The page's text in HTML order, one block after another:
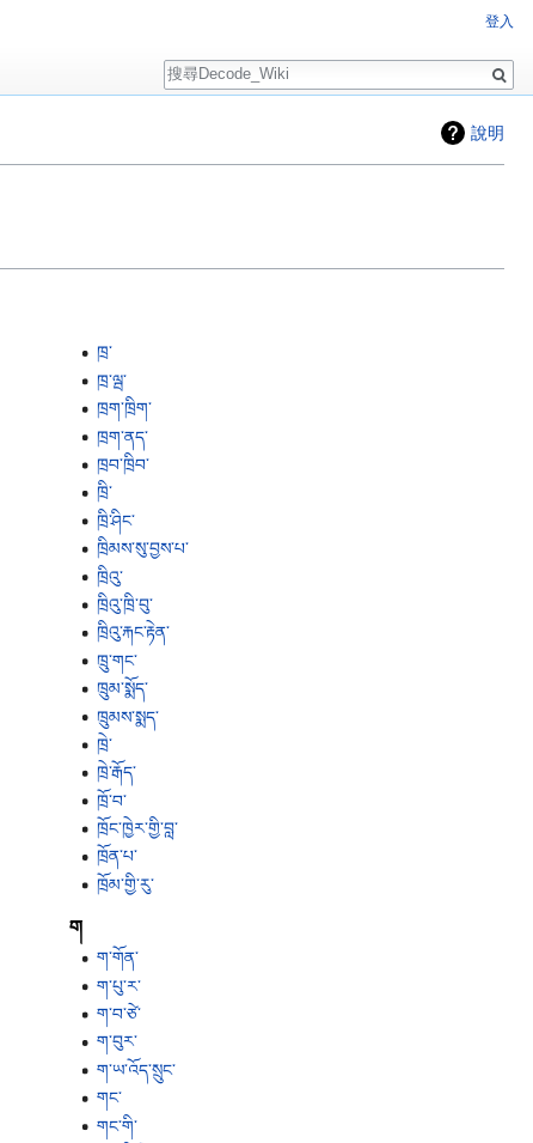
說明
ཁྲ་
ཁྲ་ལྦ་
ཁྲག་ཁྲིག་
ཁྲག་ནད་
ཁྲབ་ཁྲིབ་
ཁྲི་
ཁྲི་ཤིང་
ཁྲིམས་སུ་བྱས་པ་
ཁྲིའུ་
ཁྲིའུ་ཁྲི་བུ་
ཁྲིའུ་རྐང་རྟེན་
ཁྲུ་གང་
ཁྲུམ་སྨོད་
ཁྲུམས་སྨད་
ཁྲེ་
ཁྲེ་རྒོད་
ཁྲོ་བ་
ཁྲོང་ཁྱེར་གྱི་བླ་
ཁྲོན་པ་
ཁྲོམ་གྱི་རུ་
ག
ག་གོན་
ག་པུ་ར་
ག་བ་ཙེ་
ག་བུར་
ག་ཡ་འོད་སྲུང་
གང་
གང་གི་
登入
搜
尋